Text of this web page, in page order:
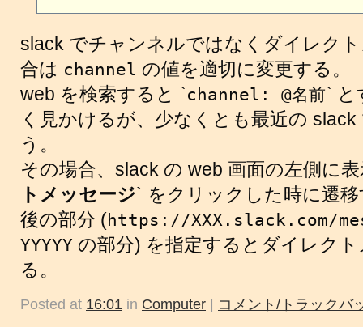
slack でチャンネルではなくダイレク
合は channel の値を適切に変更する。
web を検索すると `channel: @名前` と
く見かけるが、少なくとも最近の
う。
その場合、slack の web 画面の左側に
トメッセージ` をクリックした時に遷
後の部分 (https://XXX.slack.com/
YYYYY の部分) を指定するとダイレク
る。
Posted at 16:01 in Computer | コメント/トラックバ